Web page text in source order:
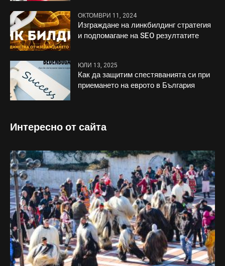
ОКТОМВРИ 11, 2024
Изграждане на линкбилдинг стратегия
и подпомагане на SEO резултатите
ЮЛИ 13, 2025
Как да защитим спестяванията си при
приемането на еврото в България
Интересно от сайта